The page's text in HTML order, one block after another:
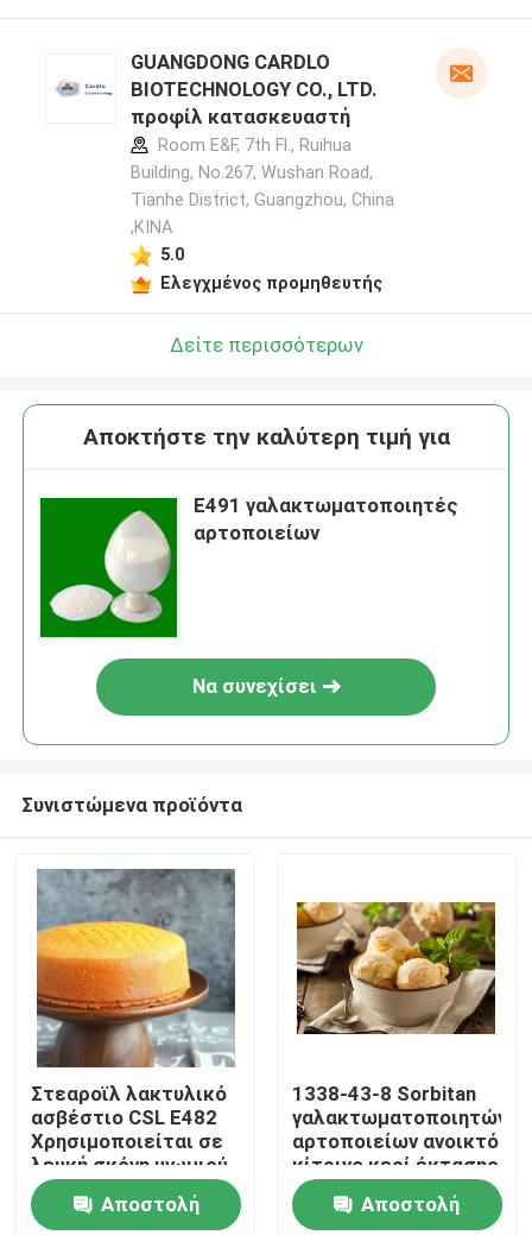
Προϊόντα
Βίντεο
GUANGDONG CARDLO
BIOTECHNOLOGY CO., LTD.
προφίλ κατασκευαστή
Room E&F, 7th Fl., Ruihua
Building, No.267, Wushan Road,
Tianhe District, Guangzhou, China
,ΚΙΝΑ
5.0
Ελεγχμένος προμηθευτής
Δείτε περισσότερων
Αποκτήστε την καλύτερη τιμή για
E491 γαλακτωματοποιητές
αρτοποιείων
Να συνεχίσει
Συνιστώμενα προϊόντα
Στεαροϊλ λακτυλικό
ασβέστιο CSL E482
Χρησιμοποιείται σε
λευκή σκόνη ψωμιού
Αποστολή
1338-43-8 Sorbitan
γαλακτωματοποιητών
αρτοποιείων ανοικτό
κίτρινο κερί έκτασης
E491 εστέρων
λιπαρού οξέος
Αποστολή